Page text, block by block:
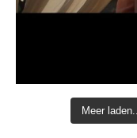
Meer laden...